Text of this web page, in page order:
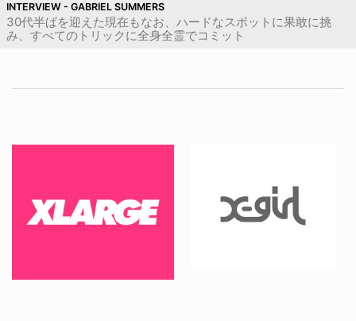
INTERVIEW - GABRIEL SUMMERS
30代半ばを迎えた現在もなお、ハードなスポットに果敢に挑
み、すべてのトリックに全身全霊でコミット